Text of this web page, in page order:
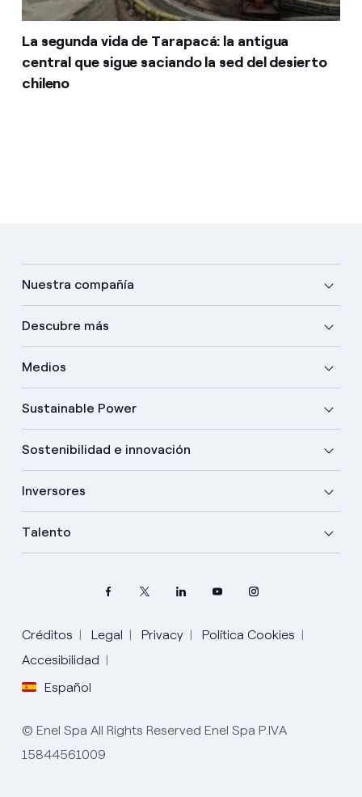
La segunda vida de Tarapacá: la antigua
central que sigue saciando la sed del desierto
chileno
Nuestra compañía
Descubre más
Medios
Sustainable Power
Sostenibilidad e innovación
Inversores
Talento
Créditos Legal Privacy
Política Cookies
Accesibilidad
Español
Elige tu idioma
Inglés
Español
© Enel Spa All Rights Reserved Enel Spa P.IVA
15844561009